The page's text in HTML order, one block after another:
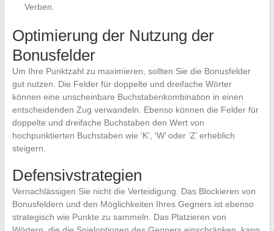
Verben.
Optimierung der Nutzung der
Bonusfelder
Um Ihre Punktzahl zu maximieren, sollten Sie die Bonusfelder
gut nutzen. Die Felder für doppelte und dreifache Wörter
können eine unscheinbare Buchstabenkombination in einen
entscheidenden Zug verwandeln. Ebenso können die Felder für
doppelte und dreifache Buchstaben den Wert von
hochpunktierten Buchstaben wie ‘K’, ‘W’ oder ‘Z’ erheblich
steigern.
Defensivstrategien
Vernachlässigen Sie nicht die Verteidigung. Das Blockieren von
Bonusfeldern und den Möglichkeiten Ihres Gegners ist ebenso
strategisch wie Punkte zu sammeln. Das Platzieren von